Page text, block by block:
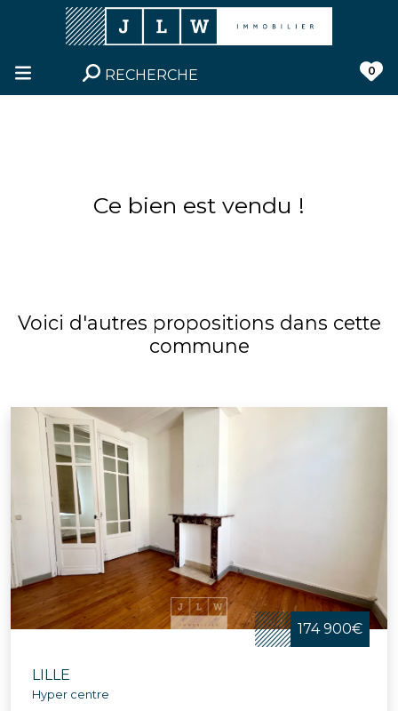
RECHERCHE 0
Ce bien est vendu !
Voici d'autres propositions dans cette
commune
174 900€
LILLE
Hyper centre